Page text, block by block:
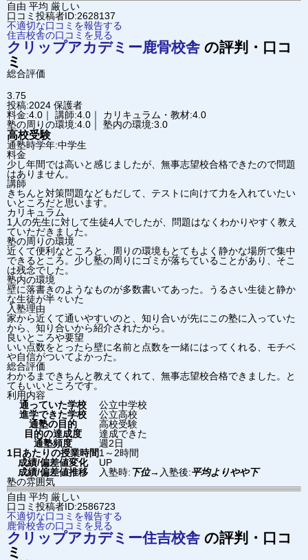
自由 平均 厳しい
口コミ投稿者ID:2628137
不適切な口コミを報告する
住吉校舎の口コミを見る
クリップアカデミー鹿骨校舎 の評判・口コ
ミ
総合評価
3.75
投稿:2024 保護者
料金:4.0｜ 講師:4.0｜ カリキュラム・教材:4.0
塾の周りの環境:4.0｜ 塾内の環境:3.0
高校受験
通塾時学年:中学生
料金
少し年間では高いと感じましたが、無事志望校合格できたので問題
はありません。
講師
きちんと対策問題などもだして、テストに向けて力を入れていたい
いところだと思います。
カリキュラム
1人の先生に対して生徒4人でしたが、問題はなくわかりやすく教え
ていただきました。
塾の周りの環境
近くて便利なところと、周りの環境もとてもよく静かな場所で集中
できるところ。少し塾の周りにゴミが落ちていることがあり、そこ
は残念でした。
塾内の環境
壁に落書きのようなものが多数書いてあった。うるさい生徒と静か
な生徒が半々いた
入塾理由
家から近くて通いやすいのと、知り合いが先にこの塾に入っていた
から、知り合いから紹介されたから。
良いところや要望
いい点数をとったら壁に名前と点数を一緒にはってくれる、モチベ
や自信がついてよかった。
総合評価
わかるまできちんと教えてくれて、無事志望校合格できました。と
てもいいところです。
利用内容
通っていた学校
公立中学校
進学できた学校
公立高校
通塾の目的
高校受験
目的の達成度
達成できた
通塾頻度
週2日
1日あたりの授業時間1～2時間
成績/偏差値変化
UP
成績/偏差値推移
入塾時:下位→ 入塾後:平均よりやや下
塾の雰囲気
自由 平均 厳しい
口コミ投稿者ID:2586723
不適切な口コミを報告する
鹿骨校舎の口コミを見る
クリップアカデミー住吉校舎 の評判・口コ
ミ